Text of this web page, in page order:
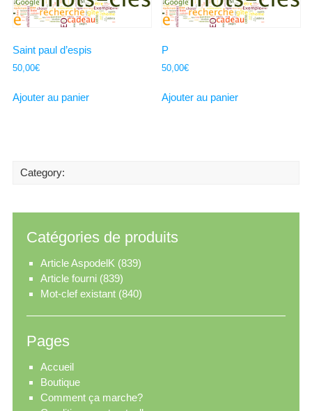
Saint paul d’espis
50,00€
Ajouter au panier
P
50,00€
Ajouter au panier
Category:
Catégories de produits
Article AspodelK (839)
Article fourni (839)
Mot-clef existant (840)
Pages
Accueil
Boutique
Comment ça marche?